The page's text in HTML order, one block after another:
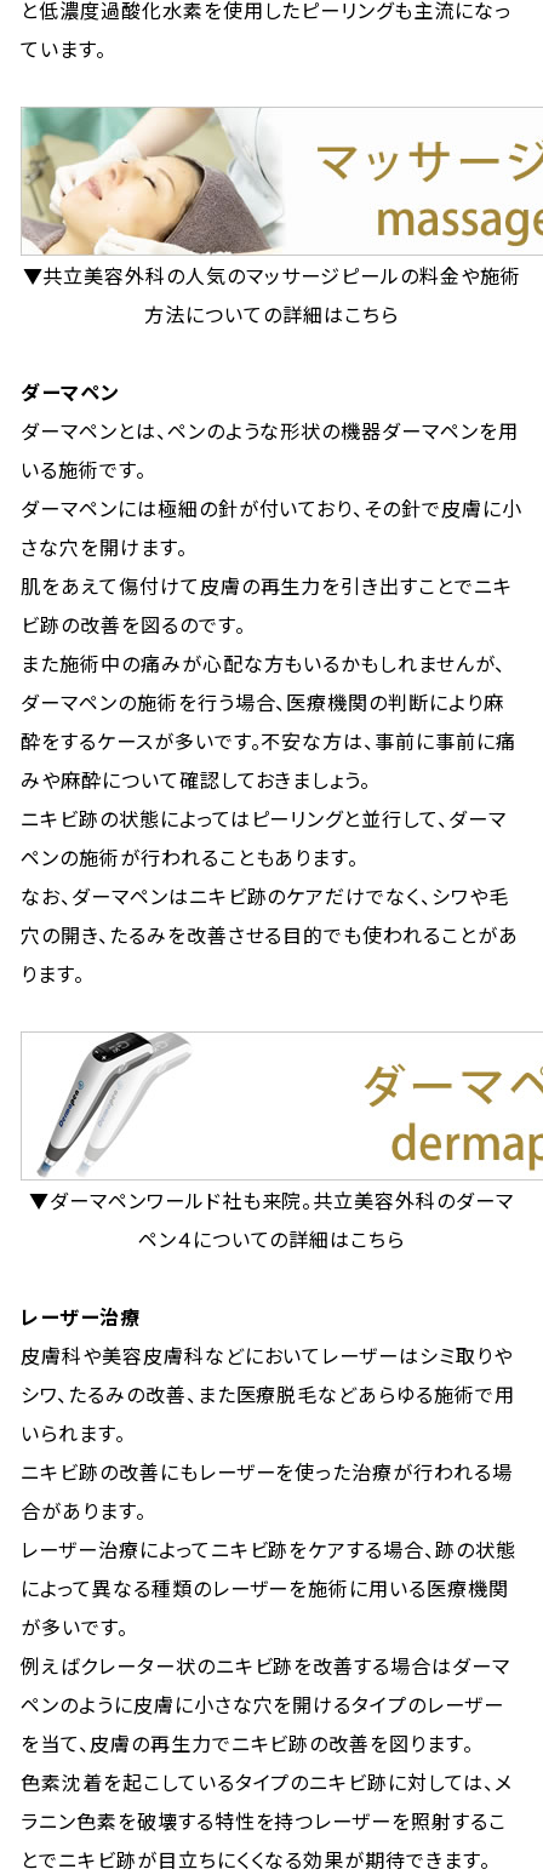
と低濃度過酸化水素を使用したピーリングも主流になっ
ています。
▼共立美容外科の人気のマッサージピールの料金や施術
方法についての詳細はこちら
ダーマペン
ダーマペンとは、ペンのような形状の機器ダーマペンを用
いる施術です。
ダーマペンには極細の針が付いており、その針で皮膚に小
さな穴を開けます。
肌をあえて傷付けて皮膚の再生力を引き出すことでニキ
ビ跡の改善を図るのです。
また施術中の痛みが心配な方もいるかもしれませんが、
ダーマペンの施術を行う場合、医療機関の判断により麻
酔をするケースが多いです。不安な方は、事前に事前に痛
みや麻酔について確認しておきましょう。
ニキビ跡の状態によってはピーリングと並行して、ダーマ
ペンの施術が行われることもあります。
なお、ダーマペンはニキビ跡のケアだけでなく、シワや毛
穴の開き、たるみを改善させる目的でも使われることがあ
ります。
▼ダーマペンワールド社も来院。共立美容外科のダーマ
ペン４についての詳細はこちら
レーザー治療
皮膚科や美容皮膚科などにおいてレーザーはシミ取りや
シワ、たるみの改善、また医療脱毛などあらゆる施術で用
いられます。
ニキビ跡の改善にもレーザーを使った治療が行われる場
合があります。
レーザー治療によってニキビ跡をケアする場合、跡の状態
によって異なる種類のレーザーを施術に用いる医療機関
が多いです。
例えばクレーター状のニキビ跡を改善する場合はダーマ
ペンのように皮膚に小さな穴を開けるタイプのレーザー
を当て、皮膚の再生力でニキビ跡の改善を図ります。
色素沈着を起こしているタイプのニキビ跡に対しては、メ
ラニン色素を破壊する特性を持つレーザーを照射するこ
とでニキビ跡が目立ちにくくなる効果が期待できます。